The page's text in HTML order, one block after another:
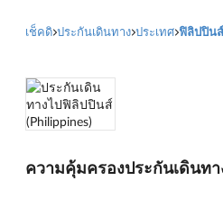
เช็คดิ ประกันเดินทาง ประเทศ ฟิลิปปินส์
ความคุ้มครองประกันเดินท